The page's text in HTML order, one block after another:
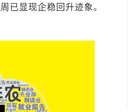
已显现企稳回升迹象。